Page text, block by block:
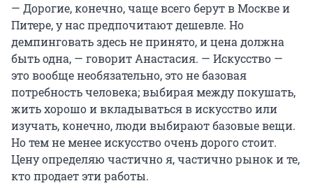
— Дорогие, конечно, чаще всего берут в Москве и
Питере, у нас предпочитают дешевле. Но
демпинговать здесь не принято, и цена должна
быть одна, — говорит Анастасия. — Искусство —
это вообще необязательно, это не базовая
потребность человека; выбирая между покушать,
жить хорошо и вкладываться в искусство или
изучать, конечно, люди выбирают базовые вещи.
Но тем не менее искусство очень дорого стоит.
Цену определяю частично я, частично рынок и те,
кто продает эти работы.